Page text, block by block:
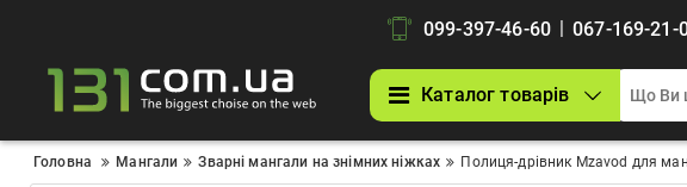
099-397-46-60 | 067-169-21-
Каталог товарів
Головна Мангали Зварні мангали на знімних ніжках Полиця-дрівник Mzavod для